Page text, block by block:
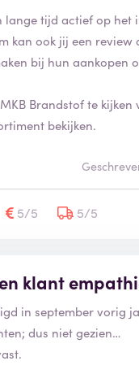
lange tijd actief op het
kan ook jij een review
bij hun aankopen
Brandstof te kijken
bekijken.
5/5 5/5
klant
in september vorig
dus niet gezien…